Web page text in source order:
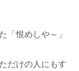
「恨めしや～」
だけの人にもす